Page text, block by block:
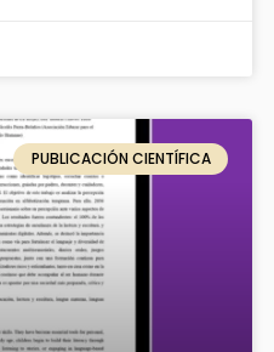
PUBLICACIÓN CIENTÍFICA